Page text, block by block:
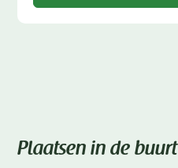
Plaatsen in de buurt